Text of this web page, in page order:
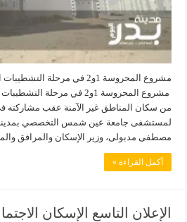
من سكان المناطق غير الآمنة عقب مشاركته في
لمستشفى جامعة عين شمس التخصصي بمدينة
مصطفى مدبولى، وزير الإسكان والمرافق
أكمل القراءة »
الإعلان التاسع الإسكان